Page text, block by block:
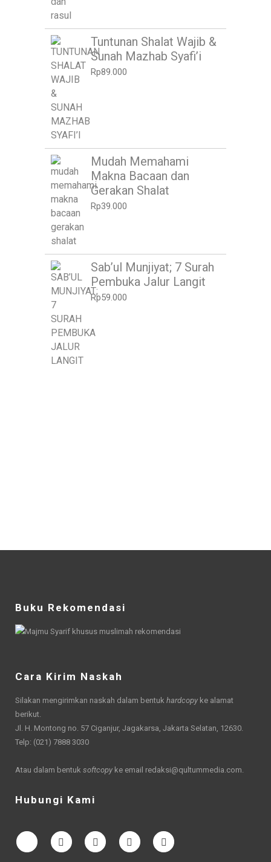
Tuntunan Shalat Wajib &
Sunah Mazhab Syafi’i
Rp89.000
Mudah Memahami
Makna Bacaan dan
Gerakan Shalat
Rp39.000
Sab’ul Munjiyat; 7 Surah
Pembuka Jalur Langit
Rp59.000
Buku Rekomendasi
Cara Kirim Naskah
Silakan mengirimkan naskah dalam bentuk hardcopy ke alamat
berikut.
Jl. H. Montong no. 57 Ciganjur, Jagakarsa, Jakarta Selatan, 12630.
Telp: (021) 7888 3030
Atau dalam bentuk softcopy ke email redaksi@qultummedia.com.
Hubungi Kami